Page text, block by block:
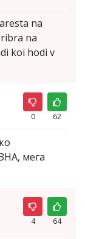
na
na
koi hodi v
0 62
мега
4 64